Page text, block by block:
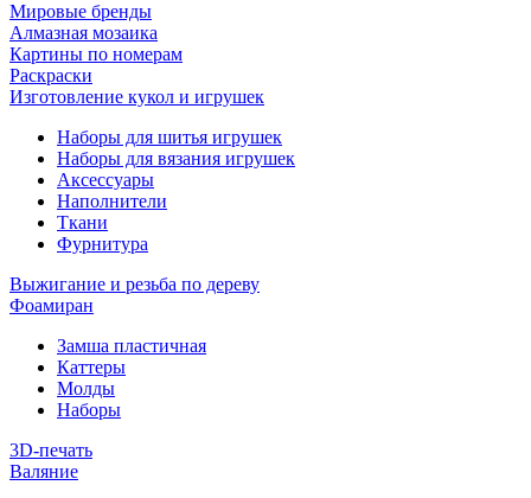
Мировые бренды
Алмазная мозаика
Картины по номерам
Раскраски
Изготовление кукол и игрушек
Наборы для шитья игрушек
Наборы для вязания игрушек
Аксессуары
Наполнители
Ткани
Фурнитура
Выжигание и резьба по дереву
Фоамиран
Замша пластичная
Каттеры
Молды
Наборы
3D-печать
Валяние